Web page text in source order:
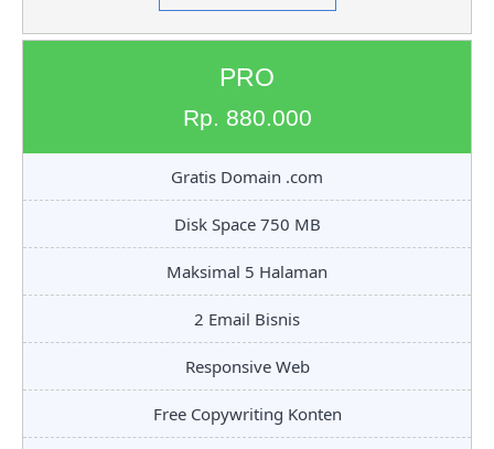
PRO
Rp. 880.000
Gratis Domain .com
Disk Space 750 MB
Maksimal 5 Halaman
2 Email Bisnis
Responsive Web
Free Copywriting Konten